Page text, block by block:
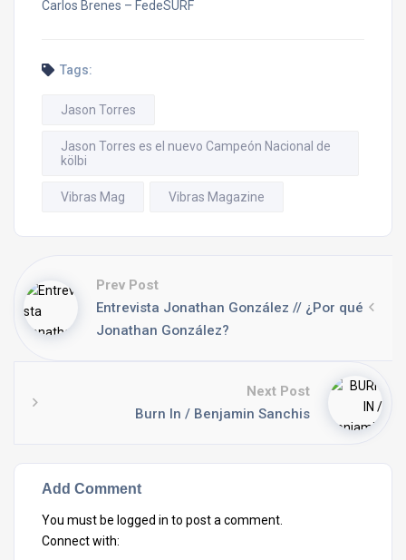
Carlos Brenes – FedeSURF
Tags:
Jason Torres
Jason Torres es el nuevo Campeón Nacional de
kölbi
Vibras Mag Vibras Magazine
Prev Post
Entrevista Jonathan González // ¿Por qué
Jonathan González?
Next Post
Burn In / Benjamin Sanchis
Add Comment
You must be logged in to post a comment.
Connect with: